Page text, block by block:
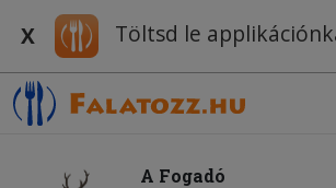
X Töltsd le
A Fogadó